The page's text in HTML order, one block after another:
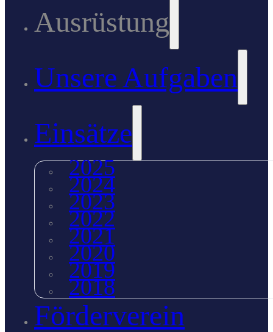
Ausrüstung
Unsere Aufgaben
Einsätze
2025
2024
2023
2022
2021
2020
2019
2018
Förderverein